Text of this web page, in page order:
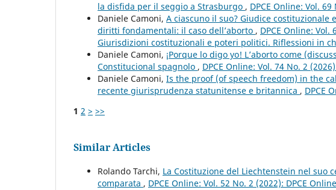
la disfida per il seggio a Strasburgo , DPCE Online: Vol.
Daniele Camoni, A ciascuno il suo? Giudice
diritti fondamentali: il caso dell’aborto , DPCE Online: Vol.
Giurisdizioni costituzionali e poteri politici. Riflessioni in
Daniele Camoni, ¡Porque lo digo yo! L’aborto come
Constitucional spagnolo , DPCE Online: Vol. 74 No. 2
Daniele Camoni, Is the proof (of speech freedom) in the
recente giurisprudenza statunitense e britannica , DPCE
1 2 > >>
Similar Articles
Rolando Tarchi, La Costituzione del Liechtenstein nel suo
comparata , DPCE Online: Vol. 52 No. 2 (2022): DPCE